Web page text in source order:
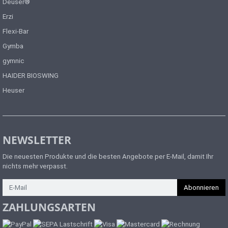
Spezialschaumstoff wasser-
und schmutzabweisend
Sanitized®-Verfahren
ausgerüstet Profiliert und
rutschfest Sanitized®
Maße: ca. 200 x 125 x 1,5 cm
Lieferumfang: 1 x
Deuser®
Erzi
Flexi-Bar
Gymba
gymnic
HAIDER BIOSWING
Heuser
NEWSLETTER
Die neuesten Produkte und die besten Angebote per E-Mail, damit Ihr
nichts mehr verpasst.
Newsletter
Abonnieren
ZAHLUNGSARTEN